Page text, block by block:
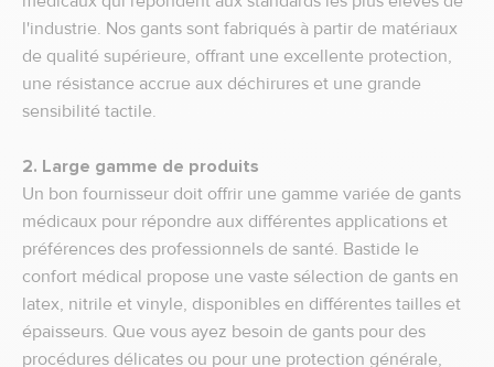
l'industrie. Nos gants sont fabriqués à partir de matériaux
de qualité supérieure, offrant une excellente protection,
une résistance accrue aux déchirures et une grande
sensibilité tactile.
2. Large gamme de produits
Un bon fournisseur doit offrir une gamme variée de gants
médicaux pour répondre aux différentes applications et
préférences des professionnels de santé. Bastide le
confort médical propose une vaste sélection de gants en
latex, nitrile et vinyle, disponibles en différentes tailles et
épaisseurs. Que vous ayez besoin de gants pour des
procédures délicates ou pour une protection générale,